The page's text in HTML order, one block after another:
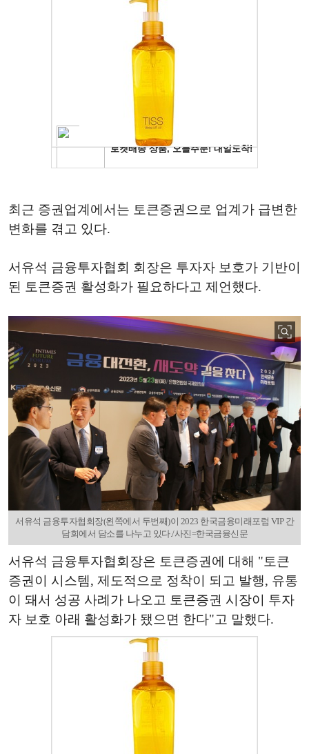
최근 증권업계에서는 토큰증권으로 업계가 급변한
변화를 겪고 있다.
서유석 금융투자협회 회장은 투자자 보호가 기반이
된 토큰증권 활성화가 필요하다고 제언했다.
서유석 금융투자협회장(왼쪽에서 두번째)이 2023 한국금융미래포럼 VIP 간
담회에서 담소를 나누고 있다./사진=한국금융신문
서유석 금융투자협회장은 토큰증권에 대해 "토큰
증권이 시스템, 제도적으로 정착이 되고 발행, 유통
이 돼서 성공 사례가 나오고 토큰증권 시장이 투자
자 보호 아래 활성화가 됐으면 한다"고 말했다.